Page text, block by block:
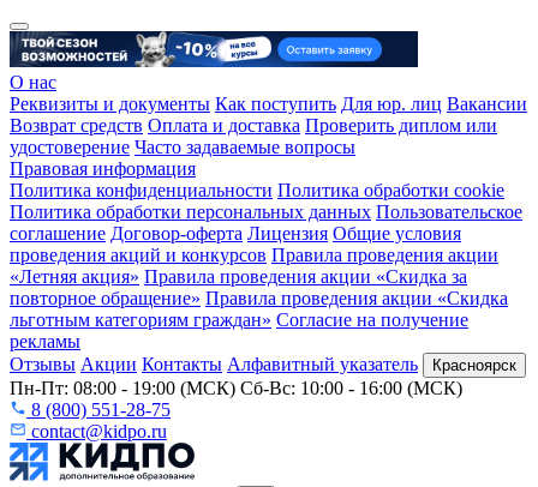
О нас
Реквизиты и документы Как поступить Для юр. лиц Вакансии
Возврат средств Оплата и доставка Проверить диплом или
удостоверение Часто задаваемые вопросы
Правовая информация
Политика конфиденциальности Политика обработки cookie
Политика обработки персональных данных Пользовательское
соглашение Договор-оферта Лицензия Общие условия
проведения акций и конкурсов Правила проведения акции
«Летняя акция» Правила проведения акции «Скидка за
повторное обращение» Правила проведения акции «Скидка
льготным категориям граждан» Согласие на получение
рекламы
Отзывы Акции Контакты Алфавитный указатель Красноярск
Пн-Пт: 08:00 - 19:00 (МСК) Сб-Вс: 10:00 - 16:00 (МСК)
8 (800) 551-28-75
contact@kidpo.ru